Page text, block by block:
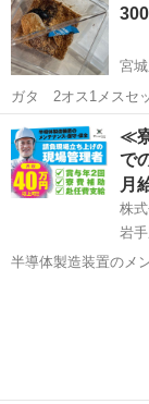
宮
ガタ 2オス1メスセ
宮城 仙台市
≪
で
月
株
岩
半導体製造装置のメン